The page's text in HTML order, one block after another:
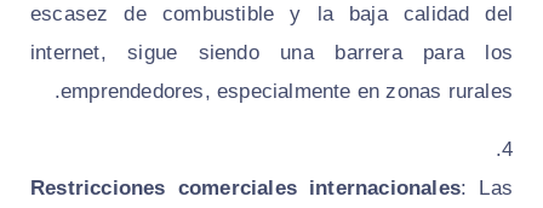
escasez de combustible y la baja calidad del
internet, sigue siendo una barrera para los
emprendedores, especialmente en zonas rurales.
Restricciones comerciales internacionales: Las